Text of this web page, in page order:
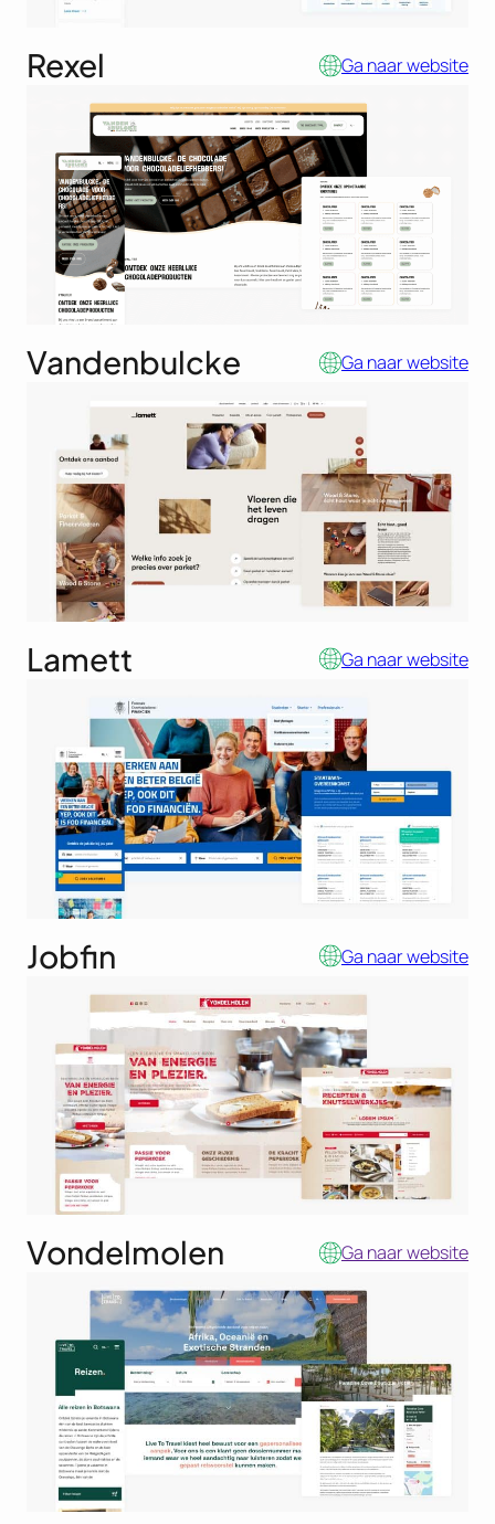
Rexel Ga naar website
Vandenbulcke Ga naar website
Lamett Ga naar website
Jobfin Ga naar website
Vondelmolen Ga naar website